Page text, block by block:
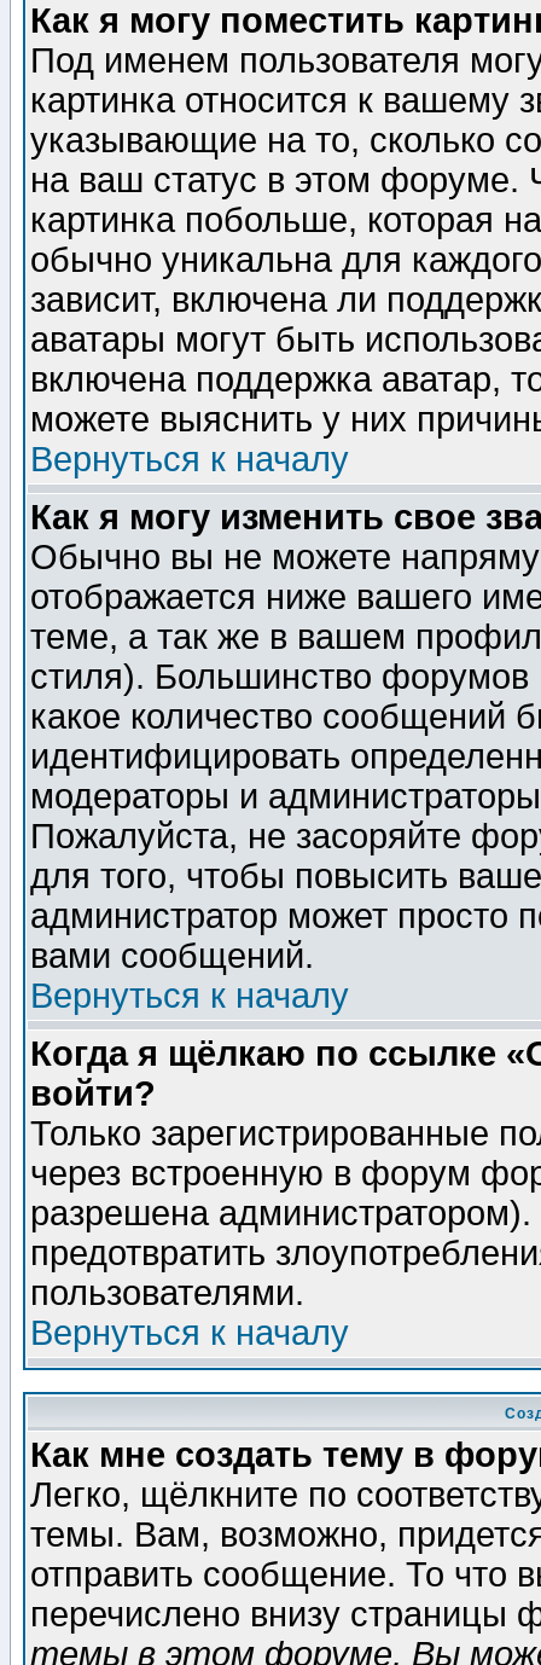
Как я могу поместить
Под именем пользователя
картинка относится к вашему
указывающие на то, сколько
на ваш статус в этом форуме.
картинка побольше, которая
обычно уникальна для
зависит, включена ли
аватары могут быть
включена поддержка аватар,
можете выяснить у них
Вернуться к началу
Как я могу изменить свое
Обычно вы не можете
отображается ниже вашего
теме, а так же в вашем
стиля). Большинство форумов
какое количество сообщений
идентифицировать
модераторы и
Пожалуйста, не засоряйте
для того, чтобы повысить
администратор может просто
вами сообщений.
Вернуться к началу
Когда я щёлкаю по ссылке
войти?
Только зарегистрированные
через встроенную в форум
разрешена
предотвратить
пользователями.
Вернуться к началу
Как мне создать тему в
Легко, щёлкните по
темы. Вам, возможно,
отправить сообщение. То что
перечислено внизу страницы
темы в этом форуме, Вы